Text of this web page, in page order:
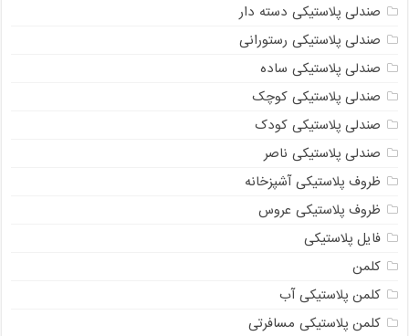
صندلی پلاستیکی دسته دار
صندلی پلاستیکی رستورانی
صندلی پلاستیکی ساده
صندلی پلاستیکی کوچک
صندلی پلاستیکی کودک
صندلی پلاستیکی ناصر
ظروف پلاستیکی آشپزخانه
ظروف پلاستیکی عروس
فایل پلاستیکی
کلمن
کلمن پلاستیکی آب
کلمن پلاستیکی مسافرتی